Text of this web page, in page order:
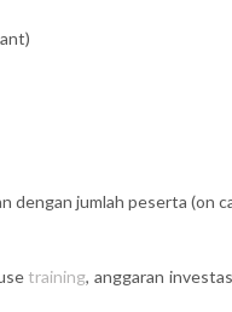
dengan jumlah peserta (on
training, anggaran